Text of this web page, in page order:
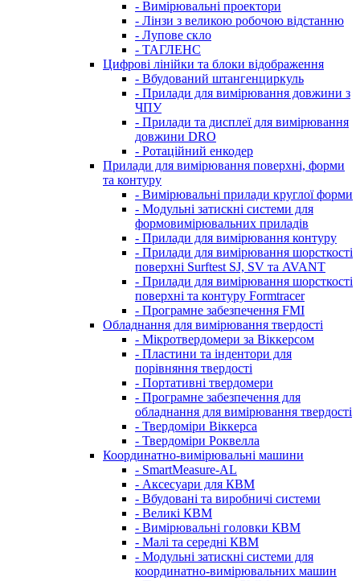
- Вимірювальні проектори
- Лінзи з великою робочою відстанню
- Лупове скло
- ТАГЛЕНС
Цифрові лінійки та блоки відображення
- Вбудований штангенциркуль
- Прилади для вимірювання довжини з
ЧПУ
- Прилади та дисплеї для вимірювання
довжини DRO
- Ротаційний енкодер
Прилади для вимірювання поверхні, форми
та контуру
- Вимірювальні прилади круглої форми
- Модульні затискні системи для
формовимірювальних приладів
- Прилади для вимірювання контуру
- Прилади для вимірювання шорсткості
поверхні Surftest SJ, SV та AVANT
- Прилади для вимірювання шорсткості
поверхні та контуру Formtracer
- Програмне забезпечення FMI
Обладнання для вимірювання твердості
- Мікротвердомери за Віккерсом
- Пластини та індентори для
порівняння твердості
- Портативні твердомери
- Програмне забезпечення для
обладнання для вимірювання твердості
- Твердоміри Віккерса
- Твердоміри Роквелла
Координатно-вимірювальні машини
- SmartMeasure-AL
- Аксесуари для КВМ
- Вбудовані та виробничі системи
- Великі КВМ
- Вимірювальні головки КВМ
- Малі та середні КВМ
- Модульні затискні системи для
координатно-вимірювальних машин